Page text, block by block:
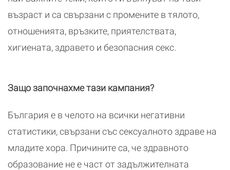
възраст и са свързани с промените в тялото,
отношенията, връзките, приятелствата,
хигиената, здравето и безопасния секс.
Защо започнахметази кампания?
България е в челото на всички негативни
статистики, свързани със сексуалното здраве на
младите хора. Причините са, че здравното
образование не е част от задължителната